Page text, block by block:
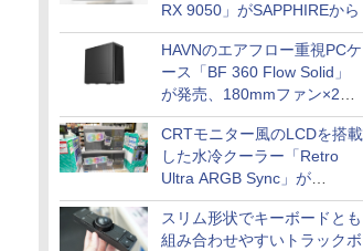
RX 9050」がSAPPHIREから
HAVNのエアフロー重視PCケ
ース「BF 360 Flow Solid」
が発売、180mmファン×2搭
載
CRTモニター風のLCDを搭載
した水冷クーラー「Retro
Ultra ARGB Sync」が
Thermaltakeから
スリム形状でキーボードとも
組み合わせやすいトラックボ